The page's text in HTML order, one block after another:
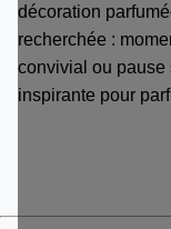
décoration
recherchée :
convivial ou pause
inspirante pour